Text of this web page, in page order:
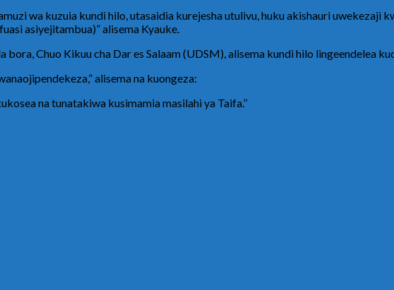
wa kuzuia kundi hilo, utasaidia kurejesha utulivu, huku akishauri uwekezaji
asiyejitambua)” alisema Kyauke.
Chuo Kikuu cha Dar es Salaam (UDSM), alisema kundi hilo lingeendelea
alisema na kuongeza:
na tunatakiwa kusimamia masilahi ya Taifa.’’